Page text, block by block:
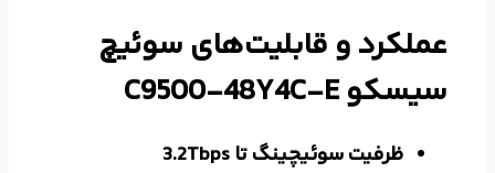
عملکرد و قابلیت‌های سوئیچ
سیسکو C9500-48Y4C-E
ظرفیت سوئیچینگ تا 3.2Tbps